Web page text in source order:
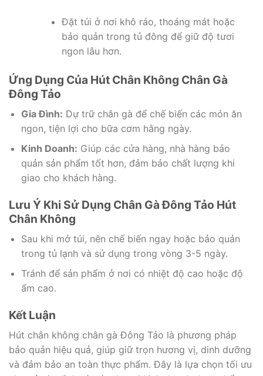
Đặt túi ở nơi khô ráo, thoáng mát hoặc
bảo quản trong tủ đông để giữ độ tươi
ngon lâu hơn.
Ứng Dụng Của Hút Chân Không Chân Gà
Đông Tảo
Gia Đình: Dự trữ chân gà để chế biến các món ăn
ngon, tiện lợi cho bữa cơm hằng ngày.
Kinh Doanh: Giúp các cửa hàng, nhà hàng bảo
quản sản phẩm tốt hơn, đảm bảo chất lượng khi
giao cho khách hàng.
Lưu Ý Khi Sử Dụng Chân Gà Đông Tảo Hút
Chân Không
Sau khi mở túi, nên chế biến ngay hoặc bảo quản
trong tủ lạnh và sử dụng trong vòng 3-5 ngày.
Tránh để sản phẩm ở nơi có nhiệt độ cao hoặc độ
ẩm cao.
Kết Luận
Hút chân không chân gà Đông Tảo là phương pháp
bảo quản hiệu quả, giúp giữ trọn hương vị, dinh dưỡng
và đảm bảo an toàn thực phẩm. Đây là lựa chọn tối ưu